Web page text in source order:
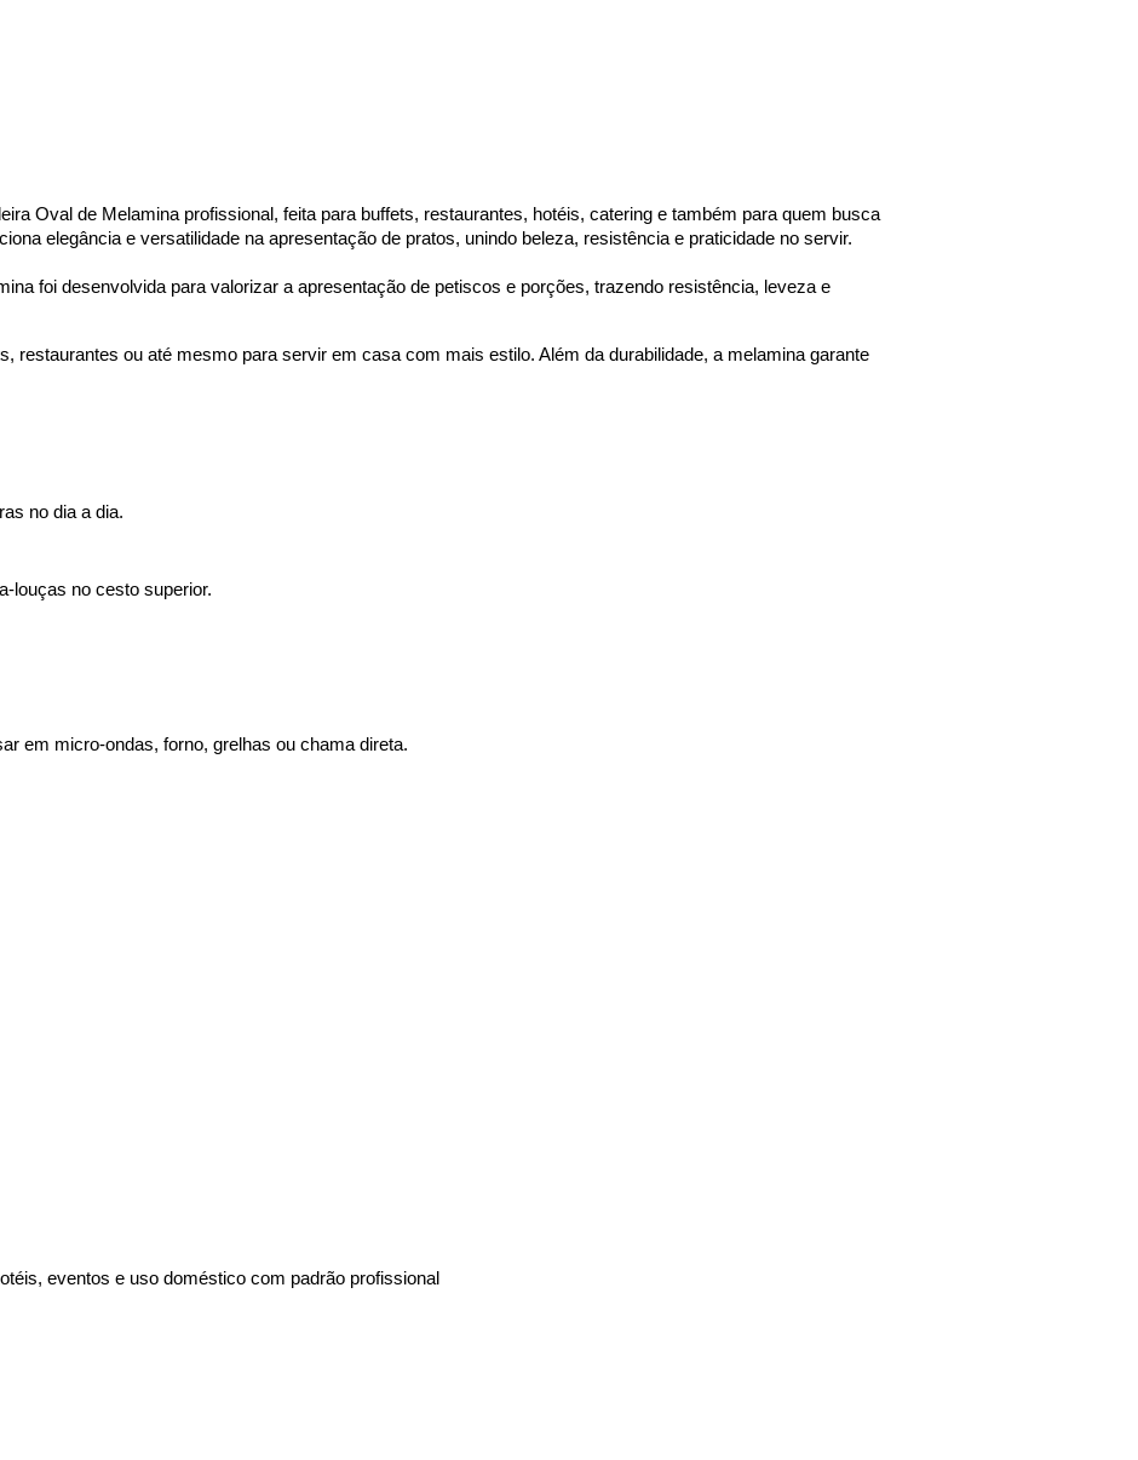
Oval de Melamina profissional, feita para buffets, restaurantes, hotéis, catering e também para quem busca
elegância e versatilidade na apresentação de pratos, unindo beleza, resistência e praticidade no servir.
foi desenvolvida para valorizar a apresentação de petiscos e porções, trazendo resistência, leveza e
restaurantes ou até mesmo para servir em casa com mais estilo. Além da durabilidade, a melamina garante
no dia a dia.
louças no cesto superior.
em micro-ondas, forno, grelhas ou chama direta.
eventos e uso doméstico com padrão profissional